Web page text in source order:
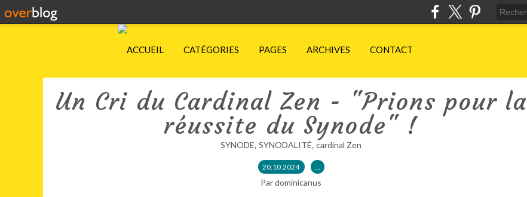
ACCUEIL CATÉGORIES PAGES ARCHIVES CONTACT
Un Cri du Cardinal Zen - "Prions pour la
réussite du Synode" !
SYNODE, SYNODALITÉ, cardinal Zen
20.10.2024 …
Par dominicanus